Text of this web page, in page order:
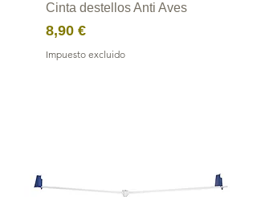
Cinta destellos Anti Aves
Precio
8,90 €
Impuesto excluido